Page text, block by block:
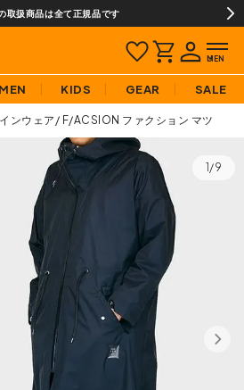
取扱商品は全て正規品です
KIDS GEAR SALE
ンウェア F/ACSION ファクション マツ
1/9